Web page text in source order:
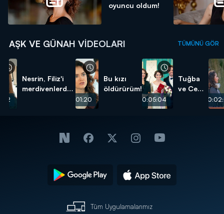
oyuncu oldum!
AŞK VE GÜNAH VIDEOLARI TÜMÜNÜ GÖR
Nesrin, Filiz'i
merdivenlerden
00:01:20
Bu kızı
öldürürüm!
00:05:04
Tuğba
ve Cem
Tüm Uygulamalarımız